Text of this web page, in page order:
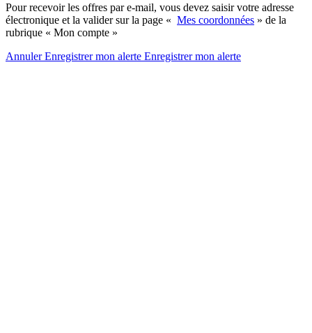
Pour recevoir les offres par e-mail, vous devez saisir votre adresse
électronique et la valider sur la page « Mes coordonnées » de la
rubrique « Mon compte »
AnnulerEnregistrer mon alerte Enregistrermon alerte